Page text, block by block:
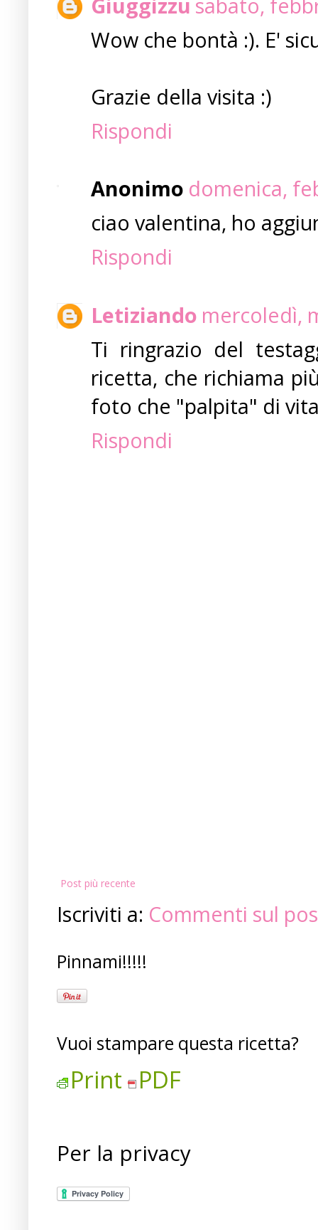
Wow che bontà :). E'
Grazie della visita :)
Rispondi
Anonimo domenica,
ciao valentina, ho
Rispondi
Letiziando mercoledì,
Ti ringrazio del
ricetta, che richiama
foto che "palpita" di
Rispondi
Post più recente
Iscriviti a: Commenti sul
Pinnami!!!!!
Vuoi stampare questa ricetta?
Print PDF
Per la privacy